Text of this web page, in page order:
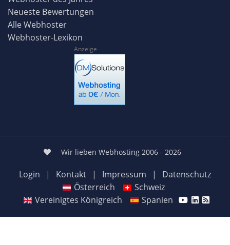
Neueste Bewertungen
Alle Webhoster
Webhoster-Lexikon
Anzeige
Wir lieben Webhosting 2006 - 2026
Login | Kontakt | Impressum |
Datenschutz
Österreich
Schweiz
Vereinigtes Königreich
Spanien